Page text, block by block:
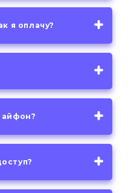
я оплачу?
айфон?